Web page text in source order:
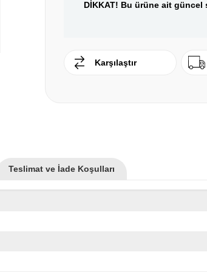
DİKKAT! Bu ürüne ait
Karşılaştır
Teslimat ve İade Koşulları